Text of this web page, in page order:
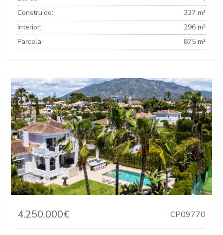
Construido:
327 m²
Interior:
296 m²
Parcela:
875 m²
4.250.000€ CP09770